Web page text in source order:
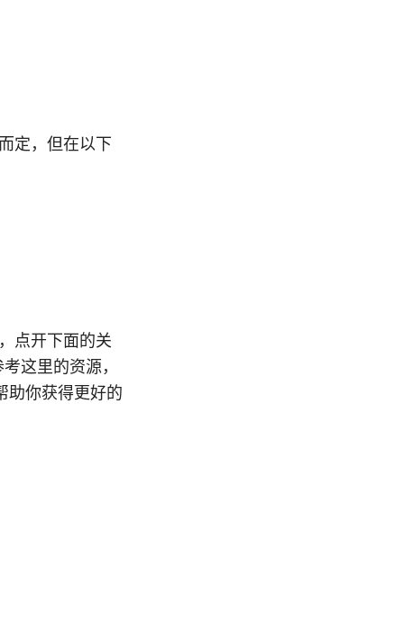
定，但在以下
点开下面的关
这里的资源，
助你获得更好的